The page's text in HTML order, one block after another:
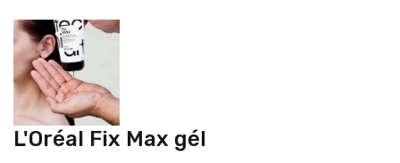
L'Oréal Fix Max gél